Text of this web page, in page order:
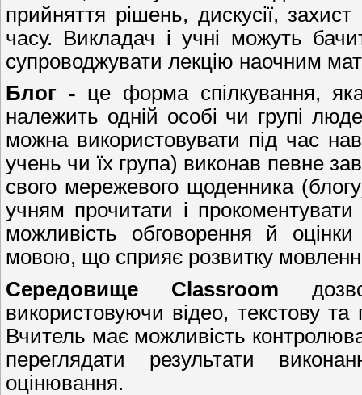
прийняття рішень, дискусії,
часу. Викладач і учні можуть
супроводжувати лекцію наочним
Блог - це форма спілкування,
належить одній особі чи групі
можна використовувати під час
учень чи їх група) виконав певне
свого мережевого щоденника
учням прочитати і
можливість обговорення й оцінки
мовою, що сприяє розвитку
Середовище Classroom
використовуючи відео, текстову
Вчитель має можливість
переглядати результати
оцінювання.